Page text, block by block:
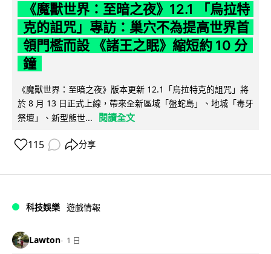
《魔獸世界：至暗之夜》12.1 「烏拉特
克的詛咒」專訪：巢穴不為提高世界首
領門檻而設 《諸王之眠》縮短約 10 分
鐘
《魔獸世界：至暗之夜》版本更新 12.1「烏拉特克的詛咒」將
於 8 月 13 日正式上線，帶來全新區域「盤蛇島」、地城「毒牙
祭壇」、新型態世...
閱讀全文
115 分享
科技娛樂 遊戲情報
Lawton 1 日